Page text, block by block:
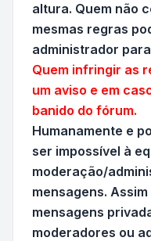
altura. Quem não
mesmas regras
administrador
Quem infringir as
um aviso e em
banido do fórum.
Humanamente e
ser impossível à
moderação/
mensagens.
mensagens
moderadores ou